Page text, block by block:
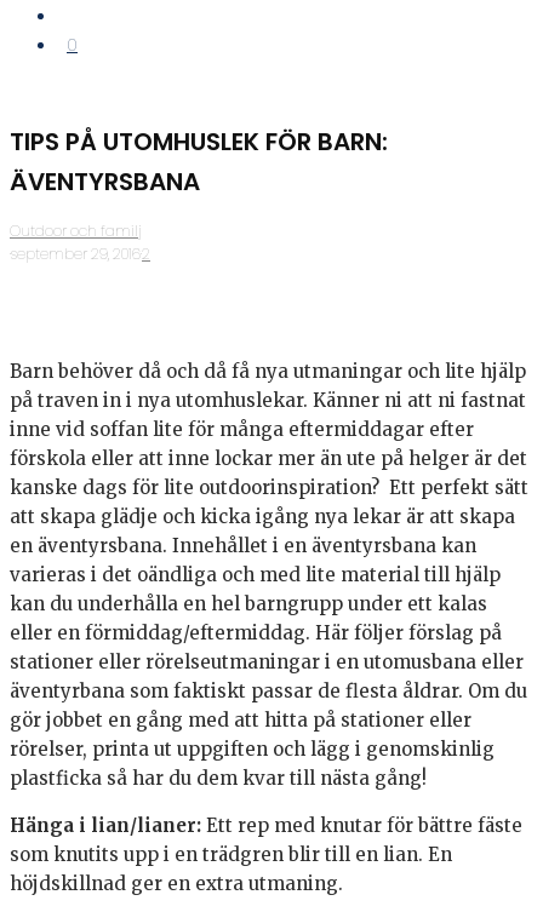
0
TIPS PÅ UTOMHUSLEK FÖR BARN:
ÄVENTYRSBANA
Outdoor och familj
·september 29, 2016·2
Barn behöver då och då få nya utmaningar och lite hjälp
på traven in i nya utomhuslekar. Känner ni att ni fastnat
inne vid soffan lite för många eftermiddagar efter
förskola eller att inne lockar mer än ute på helger är det
kanske dags för lite outdoorinspiration? Ett perfekt sätt
att skapa glädje och kicka igång nya lekar är att skapa
en äventyrsbana. Innehållet i en äventyrsbana kan
varieras i det oändliga och med lite material till hjälp
kan du underhålla en hel barngrupp under ett kalas
eller en förmiddag/eftermiddag. Här följer förslag på
stationer eller rörelseutmaningar i en utomusbana eller
äventyrbana som faktiskt passar de flesta åldrar. Om du
gör jobbet en gång med att hitta på stationer eller
rörelser, printa ut uppgiften och lägg i genomskinlig
plastficka så har du dem kvar till nästa gång!
Hänga i lian/lianer: Ett rep med knutar för bättre fäste
som knutits upp i en trädgren blir till en lian. En
höjdskillnad ger en extra utmaning.